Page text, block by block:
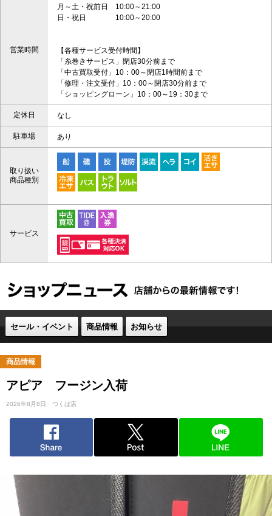
営業時間
月～土・祝前日 10:00～21:00
日・祝日 10:00～20:00
【各種サービス受付時間】
「糸巻きサービス」閉店30分前まで
「中古買取受付」10：00～閉店1時間前まで
「修理・注文受付」10：00～閉店30分前まで
「ショッピングローン」10：00～19：30まで
定休日 なし
駐車場 あり
取り扱い
商品種別
サービス
セール・イベント 商品情報 お知らせ
商品情報
アピア フージン入荷
2026年8月8日 つくば店